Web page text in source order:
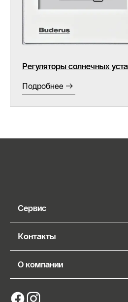
Регуляторы солнечных
Подробнее
Сервис
Контакты
О компании